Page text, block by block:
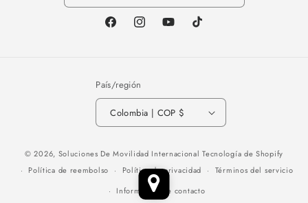
FacebookInstagramYouTubeTikTok
País/región
Colombia | COP $
de
pago
© 2026, Soluciones De Movilidad InternacionalTecnología de Shopify
Política de reembolso
Política de privacidad
Términos del servicio
Información de contacto